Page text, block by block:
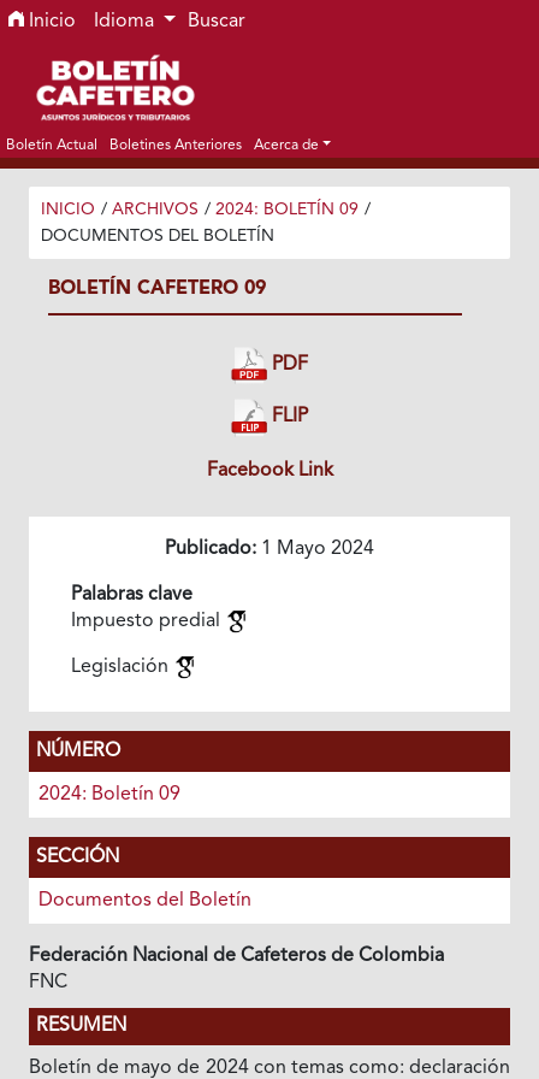
Ir al menú de navegación principal
Ir al contenido principal
Ir al pie de página del sitio
Inicio Idioma Buscar
Boletín Actual Boletines Anteriores Acerca de
INICIO / ARCHIVOS / 2024: BOLETÍN 09 /
DOCUMENTOS DEL BOLETÍN
BOLETÍN CAFETERO 09
PDF
FLIP
Facebook Link
Publicado: 1 Mayo 2024
Palabras clave
Impuesto predial
Legislación
NÚMERO
2024: Boletín 09
SECCIÓN
Documentos del Boletín
Federación Nacional de Cafeteros de Colombia
FNC
RESUMEN
Boletín de mayo de 2024 con temas como: declaración